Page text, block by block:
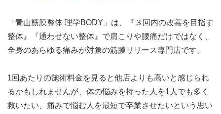
「青山筋膜整体 理学BODY」は、『３回内の改善を目指す
整体』『通わせない整体』で肩こりや腰痛だけではなく、
全身のあらゆる痛みが対象の筋膜リリース専門店です。
1回あたりの施術料金を見ると他店よりも高いと感じられ
るかもしれませんが、体の悩みを持った人を1人でも多く
救いたい、痛みで悩む人を最短で卒業させたいという思い